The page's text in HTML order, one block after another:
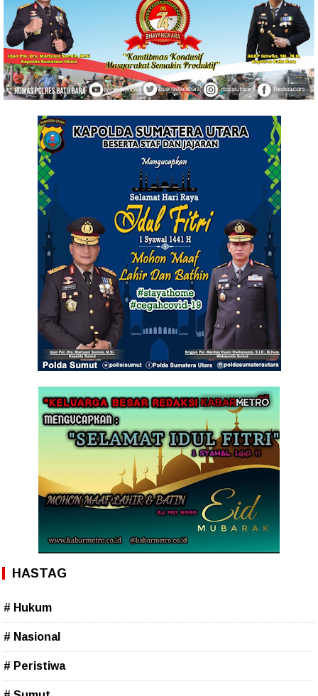
HASTAG
# Hukum
# Nasional
# Peristiwa